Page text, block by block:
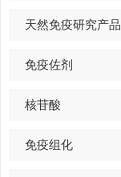
天然免疫研究产品
免疫佐剂
核苷酸
免疫组化